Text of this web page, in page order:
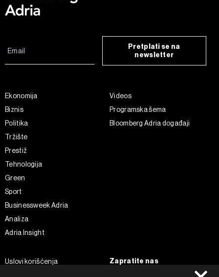
Pretplati se na
newsletter
Ekonomija
Biznis
Politika
Tržište
Prestiž
Tehnologija
Green
Sport
Businessweek Adria
Analiza
Adria Insight
Videos
Programska šema
Bloomberg Adria događaji
Uslovi korišćenja
Zapratite nas